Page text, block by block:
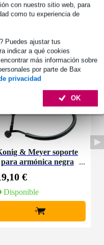
con nuestro sitio web, para
como tu experiencia de
Puedes ajustar tus
indicar a qué cookies
más información sobre
por parte de Bax
privacidad
OK
& Meyer soporte
para armónica negra
€
Disponible
+